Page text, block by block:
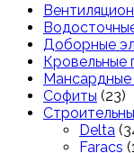
Доборные
Кровельные
Мансардные
Софиты (23)
Delta
Faracs